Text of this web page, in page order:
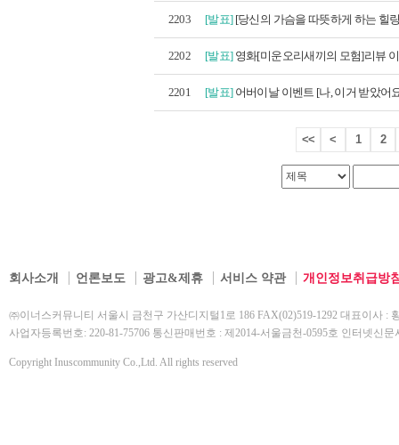
2203 [발표] [당신의 가슴을 따뜻하게 하는 힐
2202 [발표] 영화[미운오리새끼의 모험]리뷰
2201 [발표] 어버이날 이벤트 [나, 이거 받았어
<< < 1 2